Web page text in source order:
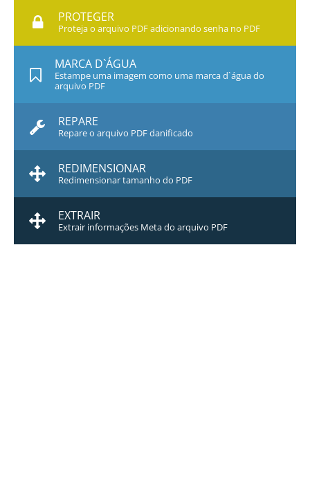
PROTEGER
Proteja o arquivo PDF adicionando senha no PDF
MARCA D`ÁGUA
Estampe uma imagem como uma marca d`água do
arquivo PDF
REPARE
Repare o arquivo PDF danificado
REDIMENSIONAR
Redimensionar tamanho do PDF
EXTRAIR
Extrair informações Meta do arquivo PDF